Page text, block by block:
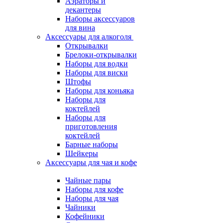
декантеры
Наборы аксессуаров
для вина
Аксессуары для алкоголя
Открывалки
Брелоки-открывалки
Наборы для водки
Наборы для виски
Штофы
Наборы для коньяка
Наборы для
коктейлей
Наборы для
приготовления
коктейлей
Барные наборы
Шейкеры
Аксессуары для чая и кофе
Чайные пары
Наборы для кофе
Наборы для чая
Чайники
Кофейники